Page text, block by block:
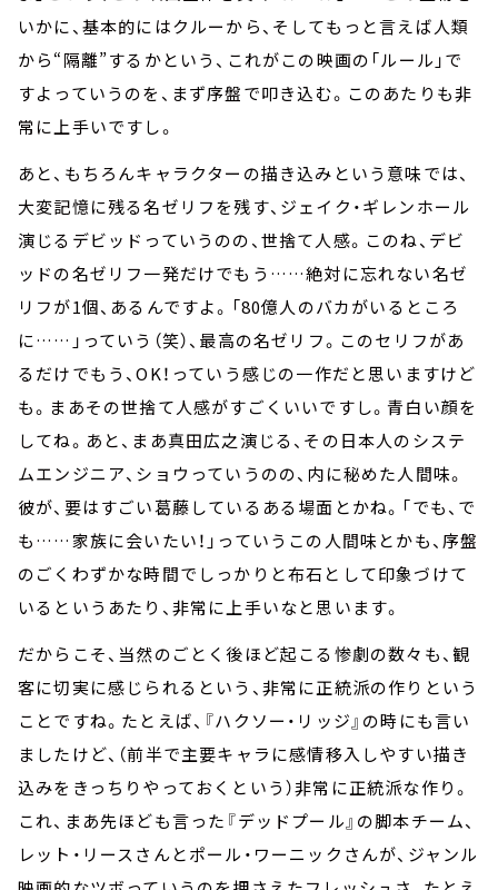
いかに、基本的にはクルーから、そしてもっと言えば人類
から“隔離”するかという、これがこの映画の「ルール」で
すよっていうのを、まず序盤で叩き込む。このあたりも非
常に上手いですし。
あと、もちろんキャラクターの描き込みという意味では、
大変記憶に残る名ゼリフを残す、ジェイク・ギレンホール
演じるデビッドっていうのの、世捨て人感。このね、デビ
ッドの名ゼリフ一発だけでもう……絶対に忘れない名ゼ
リフが1個、あるんですよ。「80億人のバカがいるところ
に……」っていう（笑）、最高の名ゼリフ。このセリフがあ
るだけでもう、OK！っていう感じの一作だと思いますけど
も。まあその世捨て人感がすごくいいですし。青白い顔を
してね。あと、まあ真田広之演じる、その日本人のシステ
ムエンジニア、ショウっていうのの、内に秘めた人間味。
彼が、要はすごい葛藤しているある場面とかね。「でも、で
も……家族に会いたい！」っていうこの人間味とかも、序盤
のごくわずかな時間でしっかりと布石として印象づけて
いるというあたり、非常に上手いなと思います。
だからこそ、当然のごとく後ほど起こる惨劇の数々も、観
客に切実に感じられるという、非常に正統派の作りという
ことですね。たとえば、『ハクソー・リッジ』の時にも言い
ましたけど、（前半で主要キャラに感情移入しやすい描き
込みをきっちりやっておくという）非常に正統派な作り。
これ、まあ先ほども言った『デッドプール』の脚本チーム、
レット・リースさんとポール・ワーニックさんが、ジャンル